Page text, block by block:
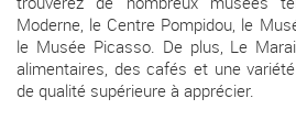
Moderne, le Centre Pompidou, le
le Musée Picasso. De plus, Le
alimentaires, des cafés et une
de qualité supérieure à apprécier.